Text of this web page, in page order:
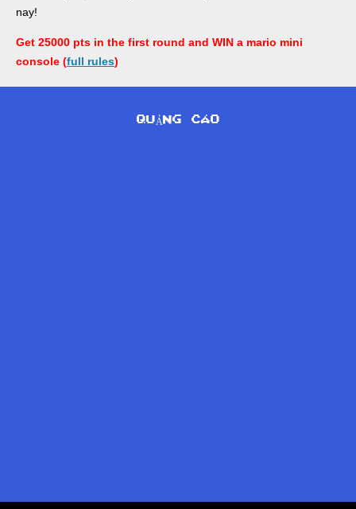
nay!
Get 25000 pts in the first round and WIN a mario mini
console (full rules)
QUẢNG CÁO